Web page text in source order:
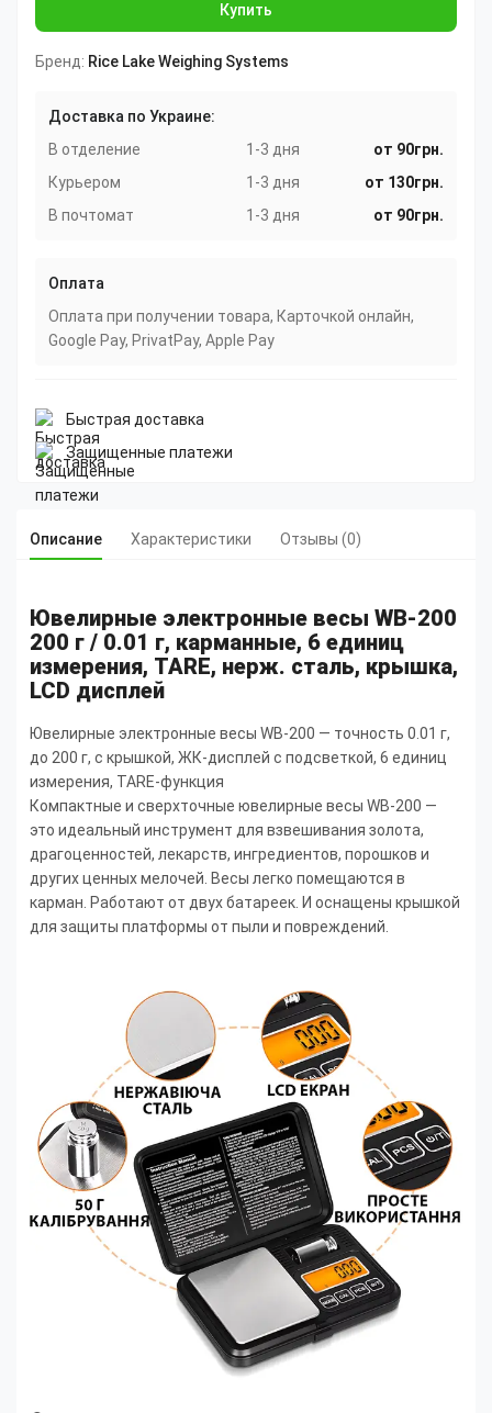
Купить
Бренд: Rice Lake Weighing Systems
Доставка по Украине:
В отделение
1-3 дня
от 90грн.
Курьером
1-3 дня
от 130грн.
В почтомат
1-3 дня от 90грн.
Оплата
Оплата при получении товара, Карточкой онлайн,
Google Pay, PrivatPay, Apple Pay
Быстрая доставка
Защищенные платежи
Описание Характеристики Отзывы (0)
Ювелирные электронные весы WB-200
200 г / 0.01 г, карманные, 6 единиц
измерения, TARE, нерж. сталь, крышка,
LCD дисплей
Ювелирные электронные весы WB-200 — точность 0.01 г,
до 200 г, с крышкой, ЖК-дисплей с подсветкой, 6 единиц
измерения, TARE-функция
Компактные и сверхточные ювелирные весы WB-200 —
это идеальный инструмент для взвешивания золота,
драгоценностей, лекарств, ингредиентов, порошков и
других ценных мелочей. Весы легко помещаются в
карман. Работают от двух батареек. И оснащены крышкой
для защиты платформы от пыли и повреждений.